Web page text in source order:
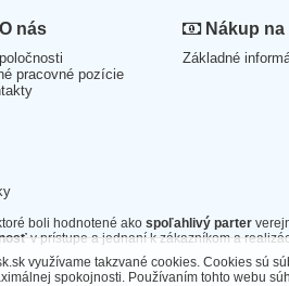
O nás
pracovné pozície
Nákup na
Základné
boli hodnotené ako spoľahlivý parter
v prístupe a jednaní k zákazníkom a
využívame takzvané cookies. Cookies sú
spokojnosti. Používaním tohto webu